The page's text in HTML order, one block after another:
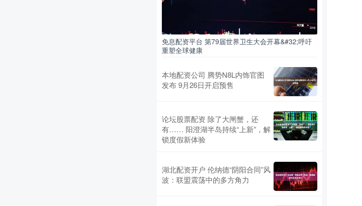
免息配资平台 第79届世界卫生大会开幕&#32;呼吁
重塑全球健康
本地配资公司 腾势N8L内饰官图
发布 9月26日开启预售
论坛股票配资 除了大闸蟹，还
有…… 阳澄湖半岛持续“上新”，解
锁度假新体验
湖北配资开户 伦纳德“阴阳合同”风
波：联盟震荡中的多方角力